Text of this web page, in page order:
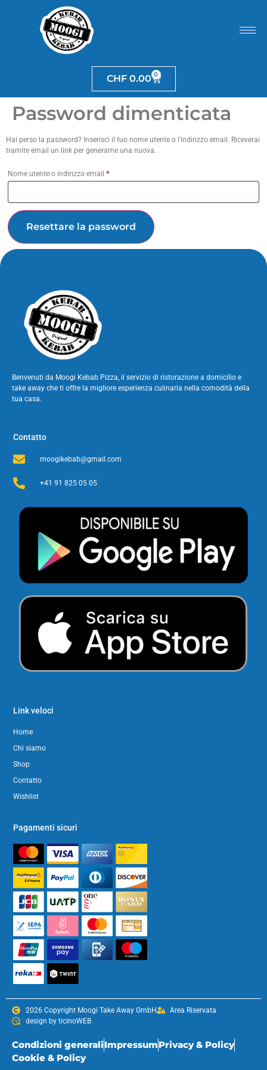
CHF0.00 0
Password dimenticata
Hai perso la password? Inserisci il tuo nome utente o l'indirizzo email. Riceverai
tramite email un link per generarne una nuova.
Nome utente o indirizzo email *
Resettare la password
Benvenuti da Moogi Kebab Pizza, il servizio di ristorazione a domicilio e
take away che ti offre la migliore esperienza culinaria nella comodità della
tua casa.
Contatto
moogikebab@gmail.com
+41 91 825 05 05
Link veloci
Home
Chi siamo
Shop
Contatto
Wishlist
Pagamenti sicuri
2026 Copyright Moogi Take Away GmbH
Area Riservata
design by ticinoWEB
Condizioni generaliImpressumPrivacy & Policy
Cookie & Policy